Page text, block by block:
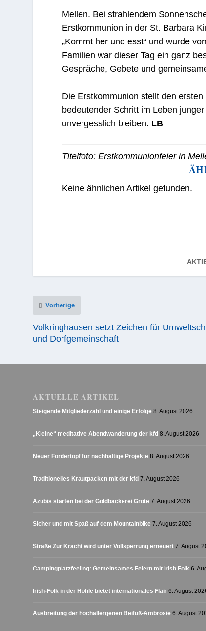
Mellen. Bei strahlendem
Erstkommunion in der St. Barbara
„Kommt her und esst“ und wurde
Familien war dieser Tag ein ganz
Gespräche, Gebete und
Die Erstkommunion stellt den
bedeutender Schritt im Leben
unvergesslich bleiben. LB
Titelfoto: Erstkommunionfeier in
Keine ähnlichen Artikel gefunden.
Vorherige
Volkringhausen setzt Zeichen für
und Dorfgemeinschaft
AKTUELLE ARTIKEL
Steigende Mitgliederzahl und einige Erfolge 8. August 2026
„Kleine“ meditative Abendwanderung der kfd 8. August 2026
Neuer Fördertopf für nachhaltige Projekte 8. August 2026
Traditionelles Krautpacken mit der kfd 7. August 2026
Azubis starten bei der Goldbäckerei Grote 7. August 2026
Sicher und mit Spaß auf dem Mountainbike 7. August 2026
Straße Zur Kracht wird unter Vollsperrung erneuert 7. August
Campingplatzfeeling: Gemeinsames Feiern mit Irish Folk 6.
Irish-Folk in der Höhle bietet internationales Flair 6. August
Ausbreitung der hochallergenen Beifuß-Ambrosie 6. August